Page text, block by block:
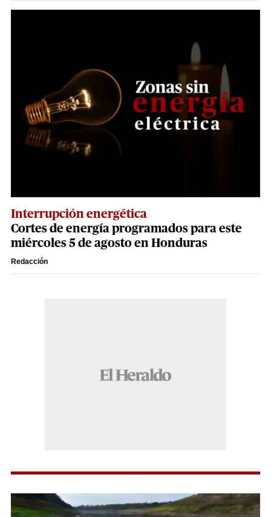
Interrupción energética
Cortes de energía programados para este
miércoles 5 de agosto en Honduras
Redacción